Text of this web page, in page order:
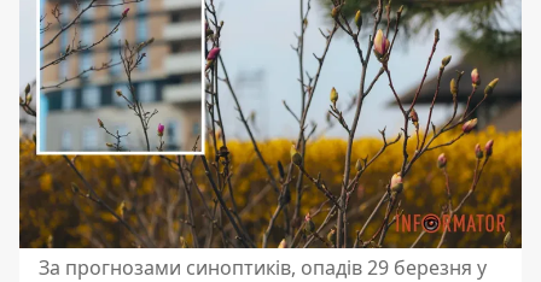
За прогнозами синоптиків, опадів 29 березня у